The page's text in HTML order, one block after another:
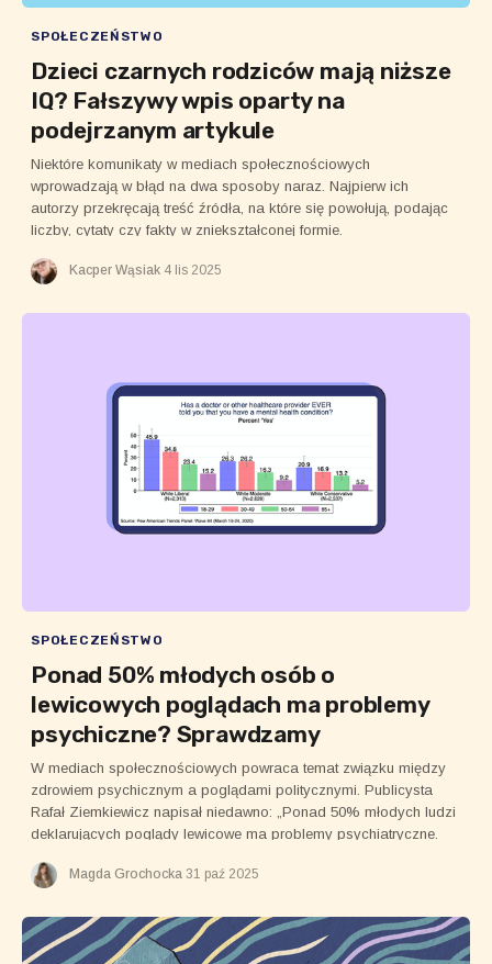
SPOŁECZEŃSTWO
Dzieci czarnych rodziców mają niższe
IQ? Fałszywy wpis oparty na
podejrzanym artykule
Niektóre komunikaty w mediach społecznościowych
wprowadzają w błąd na dwa sposoby naraz. Najpierw ich
autorzy przekręcają treść źródła, na które się powołują, podając
liczby, cytaty czy fakty w zniekształconej formie.
Kacper Wąsiak 4 lis 2025
SPOŁECZEŃSTWO
Ponad 50% młodych osób o
lewicowych poglądach ma problemy
psychiczne? Sprawdzamy
W mediach społecznościowych powraca temat związku między
zdrowiem psychicznym a poglądami politycznymi. Publicysta
Rafał Ziemkiewicz napisał niedawno: „Ponad 50% młodych ludzi
deklarujących poglądy lewicowe ma problemy psychiatryczne.
Magda Grochocka 31 paź 2025